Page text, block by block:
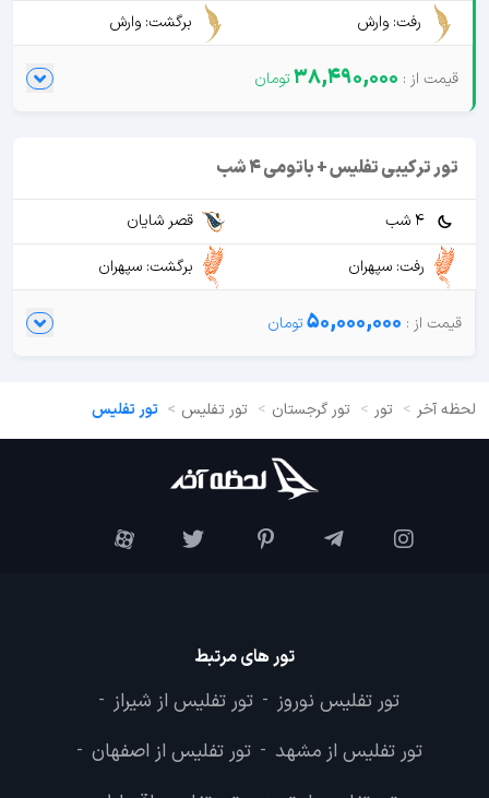
رفت: وارش
برگشت: وارش
38,490,000
تور ترکیبی تفلیس + باتومی 4 شب
4 شب
قصر شایان
رفت: سپهران
برگشت: سپهران
50,000,000
لحظه آخر تور تور گرجستان تور تفلیس تور تفلیس
تور های مرتبط
تور تفلیس نوروز - تور تفلیس از شیراز -
تور تفلیس از مشهد - تور تفلیس از اصفهان -